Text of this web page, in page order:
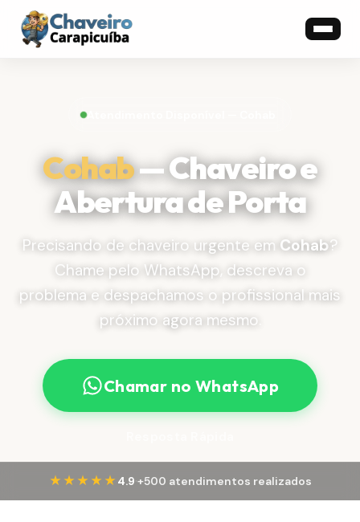
Atendimento Disponível — Cohab
Cohab— Chaveiro e
Abertura de Porta
Precisando de chaveiro urgente em Cohab?
Chame pelo WhatsApp, descreva o
problema e despachamos o profissional mais
próximo agora mesmo.
Chamar no WhatsApp
★★★★★ 4.9·+500 atendimentos realizados